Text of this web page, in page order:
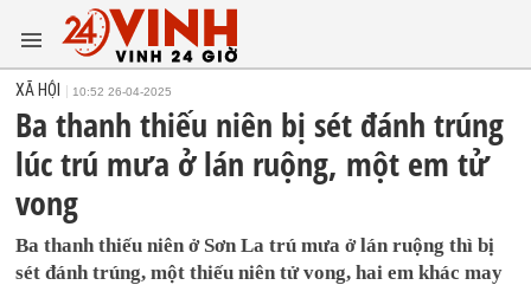
XÃ HỘI 10:52 26-04-2025
Ba thanh thiếu niên bị sét đánh trúng
lúc trú mưa ở lán ruộng, một em tử
vong
Ba thanh thiếu niên ở Sơn La trú mưa ở lán ruộng thì bị
sét đánh trúng, một thiếu niên tử vong, hai em khác may